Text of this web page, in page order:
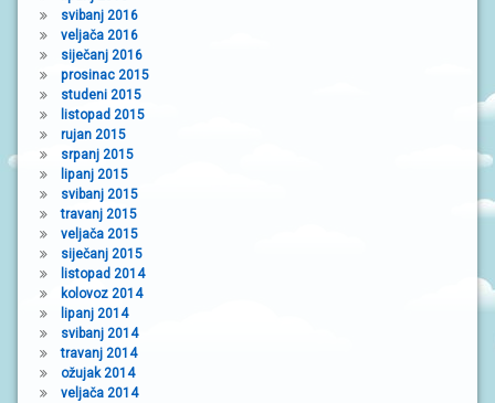
svibanj 2016
veljača 2016
siječanj 2016
prosinac 2015
studeni 2015
listopad 2015
rujan 2015
srpanj 2015
lipanj 2015
svibanj 2015
travanj 2015
veljača 2015
siječanj 2015
listopad 2014
kolovoz 2014
lipanj 2014
svibanj 2014
travanj 2014
ožujak 2014
veljača 2014